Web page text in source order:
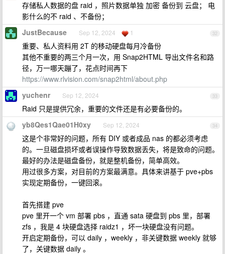
存储私人数据的盘 raid ，照片数据单独 加密 备份到 云盘； 电
影什么的不 raid 、不备份；
32
JustBecause Sep 12, 2024 1
重要、私人资料用 2T 的移动硬盘每月冷备份
其他不重要的两三个月一次，用 Snap2HTML 导出文件名和路
径，万一哪天蹦了，花点时间再下
https://www.rlvision.com/snap2html/about.php
33
yuchenr Sep 12, 2024
Raid 只是提供冗余，重要的文件还是有必要备份的。
34
yb8Qes1Qae01H0xy Sep 12, 2024
这是个非常好的问题，所有 DIY 或者成品 nas 的都必须考虑
的。一旦磁盘损坏或者误操作导致数据丢失，将是致命的问题。
最好的办法是磁盘备份，就是整机备份，简单高效。
用过很多方案，对目前的方案最满意。具体来讲基于 pve+pbs
实现定期备份，一键回滚。
首先搭建 pve
pve 里开一个 vm 部署 pbs ，直通 sata 硬盘到 pbs 里，部署
zfs ，我是 4 块硬盘选择 raidz1 ，坏一块硬盘没有问题。
开启定期备份，可以 daily ，weekly ，非关键数据 weekly 就够
了，关键数据 daily 。